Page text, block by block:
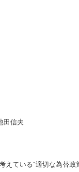
田信夫
えている“適切な為